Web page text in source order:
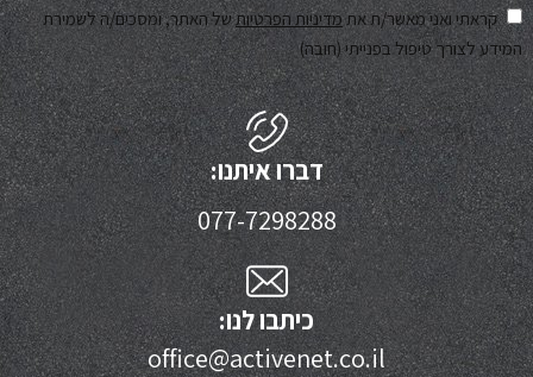
קראתי ואני מאשר/ת אתמדיניות הפרטיותשל האתר, ומסכים/ה לשמירת
המידע לצורך טיפול בפנייתי (חובה)
דברו איתנו:
077-7298288
כיתבו לנו:
office@activenet.co.il